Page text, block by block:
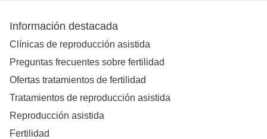
Información destacada
Clínicas de reproducción asistida
Preguntas frecuentes sobre fertilidad
Ofertas tratamientos de fertilidad
Tratamientos de reproducción asistida
Reproducción asistida
Fertilidad